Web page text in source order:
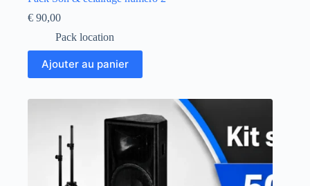
€ 90,00
Pack location
Ajouter au panier